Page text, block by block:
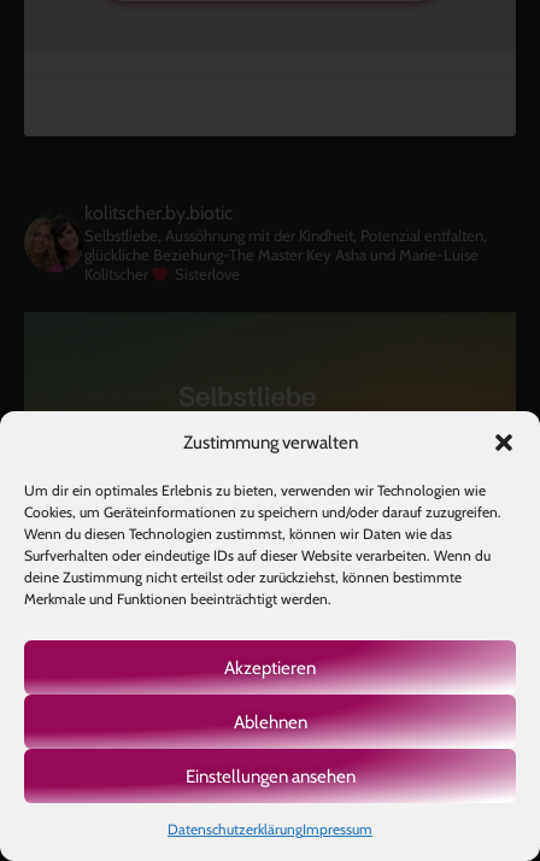
Zustimmung verwalten
Um dir ein optimales Erlebnis zu bieten, verwenden wir Technologien wie
Cookies, um Geräteinformationen zu speichern und/oder darauf zuzugreifen.
Wenn du diesen Technologien zustimmst, können wir Daten wie das
Surfverhalten oder eindeutige IDs auf dieser Website verarbeiten. Wenn du
deine Zustimmung nicht erteilst oder zurückziehst, können bestimmte
Merkmale und Funktionen beeinträchtigt werden.
Akzeptieren
Ablehnen
Einstellungen ansehen
DatenschutzerklärungImpressum
kolitscher.by.biotic
Selbstliebe, Aussöhnung mit der Kindheit, Potenzial entfalten,
glückliche Beziehung-The Master Key Asha und Marie-Luise
Kolitscher
Sisterlove